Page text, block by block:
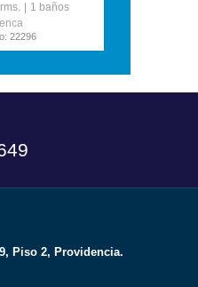
1 baños
22296
Piso 2, Providencia.